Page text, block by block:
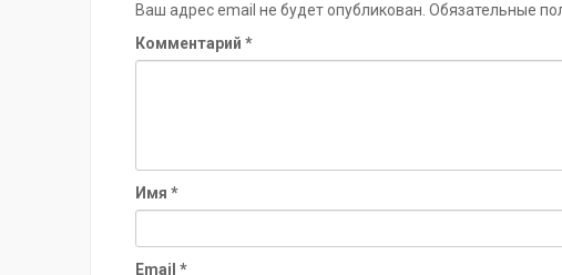
Ваш адрес email не будет опубликован. Обязательные
Комментарий *
Имя *
Email *